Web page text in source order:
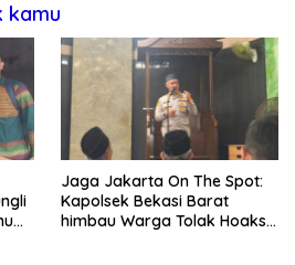
kamu
Jaga Jakarta On The Spot:
Kapolsek Bekasi Barat
himbau Warga Tolak Hoaks